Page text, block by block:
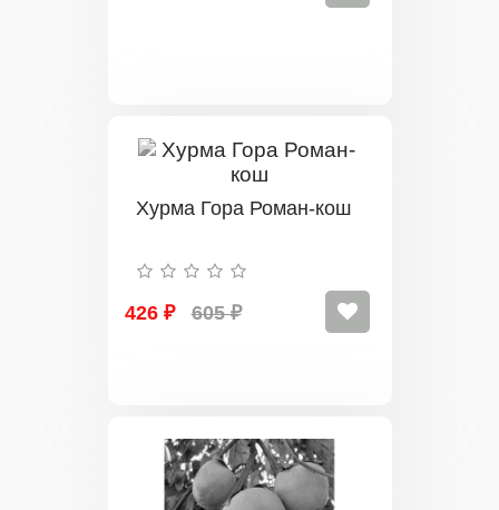
Хурма Гора Роман-кош
426 ₽ 605 ₽